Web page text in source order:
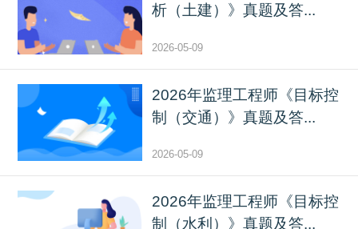
析（土建）》真题及答...
2026-05-09
2026年监理工程师《目标控
制（交通）》真题及答...
2026-05-09
2026年监理工程师《目标控
制（水利）》真题及答...